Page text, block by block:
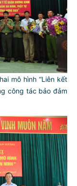
mô hình “Liên kết
công tác bảo đảm